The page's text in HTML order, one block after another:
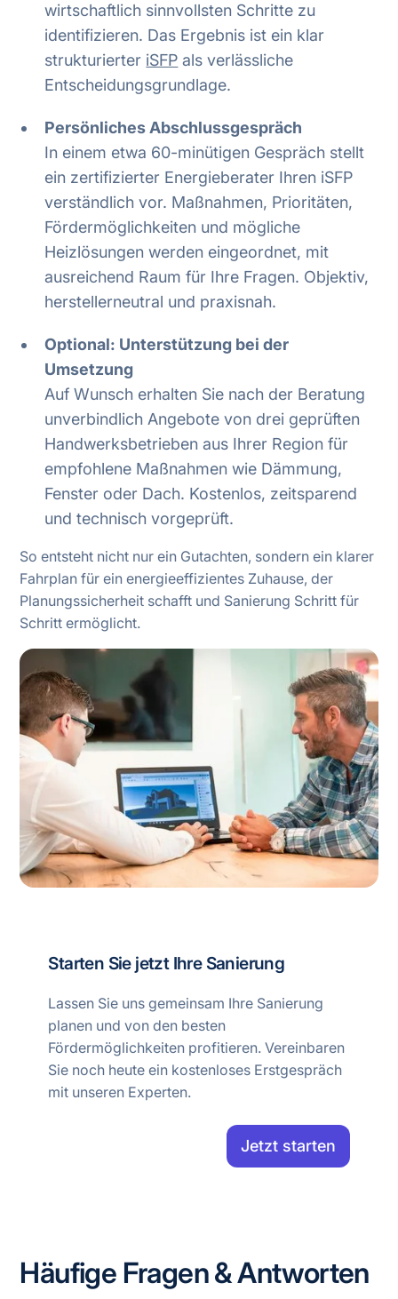
wirtschaftlich sinnvollsten Schritte zu
identifizieren. Das Ergebnis ist ein klar
strukturierter iSFP als verlässliche
Entscheidungsgrundlage.
Persönliches Abschlussgespräch
In einem etwa 60-minütigen Gespräch stellt
ein zertifizierter Energieberater Ihren iSFP
verständlich vor. Maßnahmen, Prioritäten,
Fördermöglichkeiten und mögliche
Heizlösungen werden eingeordnet, mit
ausreichend Raum für Ihre Fragen. Objektiv,
herstellerneutral und praxisnah.
Optional: Unterstützung bei der
Umsetzung
Auf Wunsch erhalten Sie nach der Beratung
unverbindlich Angebote von drei geprüften
Handwerksbetrieben aus Ihrer Region für
empfohlene Maßnahmen wie Dämmung,
Fenster oder Dach. Kostenlos, zeitsparend
und technisch vorgeprüft.
So entsteht nicht nur ein Gutachten, sondern ein klarer
Fahrplan für ein energieeffizientes Zuhause, der
Planungssicherheit schafft und Sanierung Schritt für
Schritt ermöglicht.
Starten Sie jetzt Ihre Sanierung
Lassen Sie uns gemeinsam Ihre Sanierung
planen und von den besten
Fördermöglichkeiten profitieren. Vereinbaren
Sie noch heute ein kostenloses Erstgespräch
mit unseren Experten.
Jetzt starten
Häufige Fragen & Antworten